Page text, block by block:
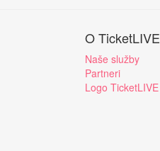
O TicketLIVE
Naše služby
Partneri
Logo TicketLIVE